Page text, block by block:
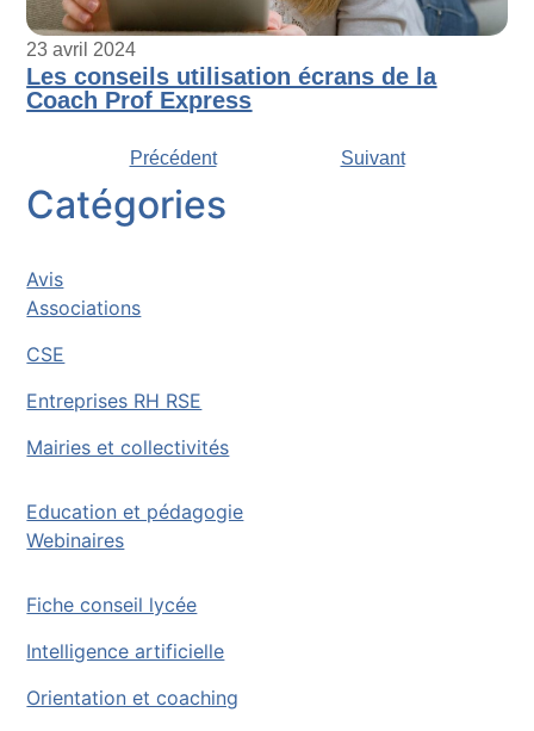
Catégories
Avis
Associations
CSE
Entreprises RH RSE
Mairies et collectivités
Education et pédagogie
Webinaires
Fiche conseil lycée
Intelligence artificielle
Orientation et coaching
23 avril 2024
Les conseils utilisation écrans de la
Coach Prof Express
Précédent Suivant